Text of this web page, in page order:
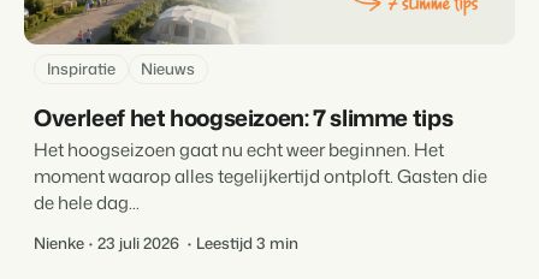
Inspiratie Nieuws
Overleef het hoogseizoen: 7 slimme tips
Het hoogseizoen gaat nu echt weer beginnen. Het
moment waarop alles tegelijkertijd ontploft. Gasten die
de hele dag...
Nienke 23 juli 2026 Leestijd 3 min